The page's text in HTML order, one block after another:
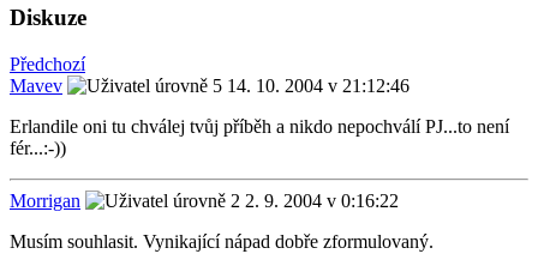
Diskuze
Předchozí
Mavev
14. 10. 2004 v 21:12:46
Erlandile oni tu chválej tvůj příběh a nikdo nepochválí PJ...to není
fér...:-))
Morrigan
2. 9. 2004 v 0:16:22
Musím souhlasit. Vynikající nápad dobře zformulovaný.